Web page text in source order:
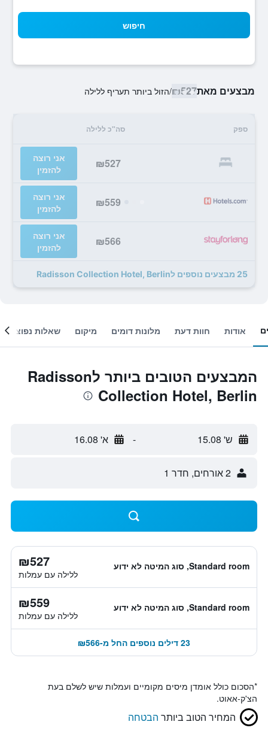
חיפוש
מבצעים מאת₪527
/הזול ביותר תעריף ללילה
ספק סה"כ ללילה
₪527
אני רוצה
להזמין
₪559
אני רוצה
להזמין
₪566
אני רוצה
להזמין
25 מבצעים נוספים לRadisson Collection Hotel, Berlin
אודות חוות דעת מלונות דומים מיקום שאלות נפוצות
המבצעים הטובים ביותר לRadisson
Collection Hotel, Berlin
ש' 15.08 - א' 16.08
2 אורחים, חדר 1
Standard room, סוג המיטה לא ידוע ₪527
ללילה עם עמלות
Standard room, סוג המיטה לא ידוע ₪559
ללילה עם עמלות
23 דילים נוספים החל מ-₪566
*הסכום כולל אומדן מיסים מקומיים ועמלות שיש לשלם בעת
הצ'ק-אאוט.
המחיר הטוב ביותר הבטחה